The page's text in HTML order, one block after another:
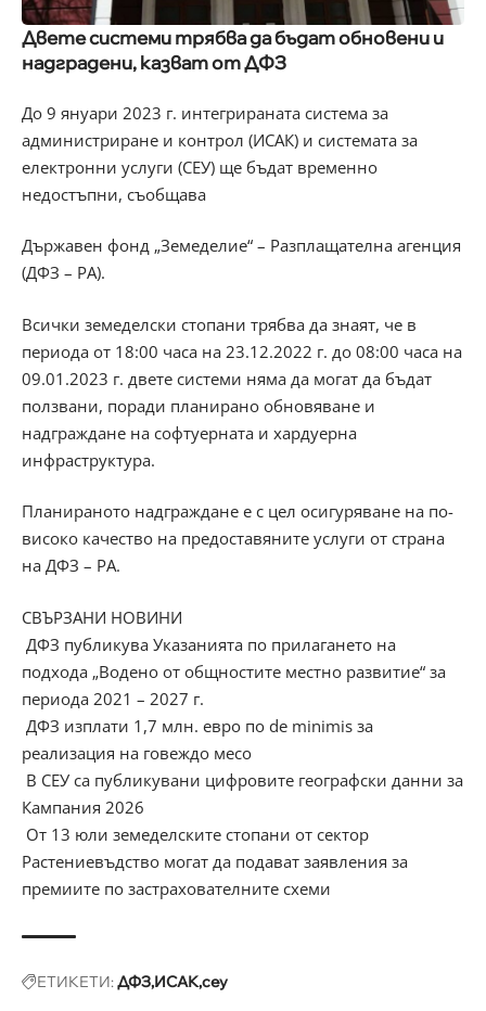
Двете системи трябва да бъдат обновени и
надградени, казват от ДФЗ
До 9 януари 2023 г. интегрираната система за
администриране и контрол (ИСАК) и системата за
електронни услуги (СЕУ) ще бъдат временно
недостъпни, съобщава
Държавен фонд „Земеделие“ – Разплащателна агенция
(ДФЗ – РА).
Всички земеделски стопани трябва да знаят, че в
периода от 18:00 часа на 23.12.2022 г. до 08:00 часа на
09.01.2023 г. двете системи няма да могат да бъдат
ползвани, поради планирано обновяване и
надграждане на софтуерната и хардуерна
инфраструктура.
Планираното надграждане е с цел осигуряване на по-
високо качество на предоставяните услуги от страна
на ДФЗ – РА.
СВЪРЗАНИ НОВИНИ
ДФЗ публикува Указанията по прилагането на
подхода „Водено от общностите местно развитие“ за
периода 2021 – 2027 г.
ДФЗ изплати 1,7 млн. евро по de minimis за
реализация на говеждо месо
В СЕУ са публикувани цифровите географски данни за
Кампания 2026
От 13 юли земеделските стопани от сектор
Растениевъдство могат да подават заявления за
премиите по застрахователните схеми
ЕТИКЕТИ:ДФЗ ИСАКсеу